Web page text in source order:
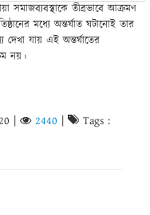
সমাজব্যবস্থাকে তীব্রভাবে আক্রমণ
মধ্যে অন্তর্ঘাত ঘটানোই তার
যায় এই অন্তর্ঘাতের
নয়।
| 2440 | Tags :